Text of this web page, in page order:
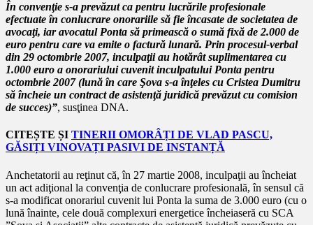
În convenţie s-a prevăzut ca pentru lucrările profesionale
efectuate în conlucrare onorariile să fie încasate de societatea de
avocaţi, iar avocatul Ponta să primească o sumă fixă de 2.000 de
euro pentru care va emite o factură lunară. Prin procesul-verbal
din 29 octombrie 2007, inculpaţii au hotărât suplimentarea cu
1.000 euro a onorariului cuvenit inculpatului Ponta pentru
octombrie 2007 (lună în care Şova s-a înţeles cu Cristea Dumitru
să încheie un contract de asistenţă juridică prevăzut cu comision
de succes)”, susţinea DNA.
CITEȘTE ȘI TINERII OMORÂȚI DE VLAD PASCU,
GĂSIȚI VINOVAȚI PASIVI DE INSTANȚĂ
Anchetatorii au reţinut că, în 27 martie 2008, inculpaţii au încheiat
un act adiţional la convenţia de conlucrare profesională, în sensul că
s-a modificat onorariul cuvenit lui Ponta la suma de 3.000 euro (cu o
lună înainte, cele două complexuri energetice încheiaseră cu SCA